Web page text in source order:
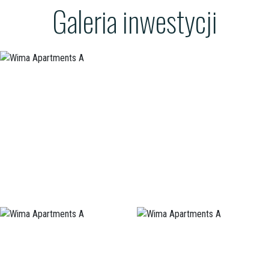
Galeria inwestycji